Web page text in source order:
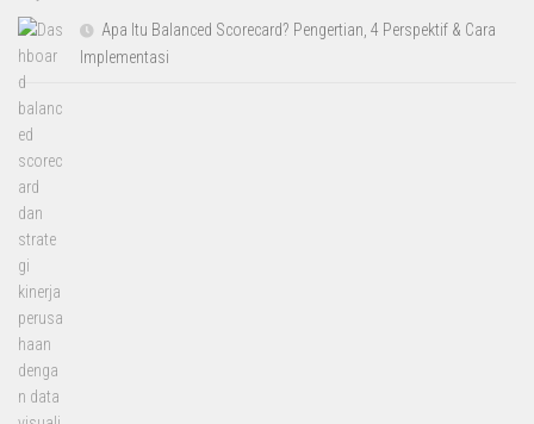
Apa Itu Balanced Scorecard? Pengertian, 4 Perspektif & Cara
Implementasi